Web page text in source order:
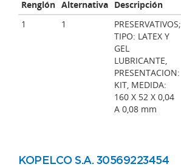
Renglón Alternativa Descripción
1
1
PRESERVATIVOS;
TIPO: LATEX Y
GEL
LUBRICANTE,
PRESENTACION:
KIT, MEDIDA:
160 X 52 X 0,04
A 0,08 mm
KOPELCO S.A. 30569223454